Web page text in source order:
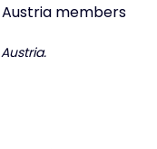
members